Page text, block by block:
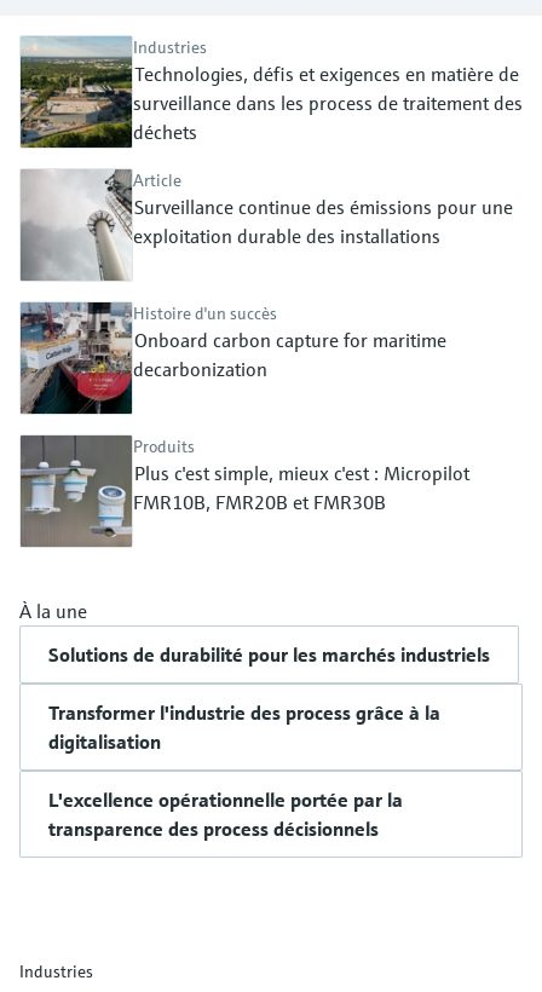
Device Viewer
Trouver des informations et de la
documentation spécifiques à un produit
Recherche de pièces détachées
Trouvez la bonne pièce de rechange en
tapant la racine/le code du produit et
accédez aux données spécifiques, vues
pour un remplacement/réparation rapide.
Mesure du niveau par barrière à
micro-ondes
Mesure du niveau par la pression
Voir tous
Photomètres de process
Mesure par transmission de micro-
Technologie Memosens
Voir tous
décisionnels
Industries
Technologies, défis et exigences en matière de
surveillance dans les process de traitement des
déchets
Article
Surveillance continue des émissions pour une
exploitation durable des installations
Histoire d'un succès
Onboard carbon capture for maritime
decarbonization
Produits
Plus c'est simple, mieux c'est : Micropilot
FMR10B, FMR20B et FMR30B
À la une
Solutions de durabilité pour les marchés industriels
Transformer l'industrie des process grâce à la
digitalisation
L'excellence opérationnelle portée par la
transparence des process décisionnels
Industries